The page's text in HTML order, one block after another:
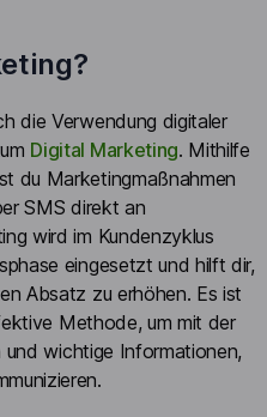
die Verwendung digitaler
Digital Marketing. Mithilfe
du Marketingmaßnahmen
SMS direkt an
wird im Kundenzyklus
eingesetzt und hilft dir,
Absatz zu erhöhen. Es ist
Methode, um mit der
wichtige Informationen,